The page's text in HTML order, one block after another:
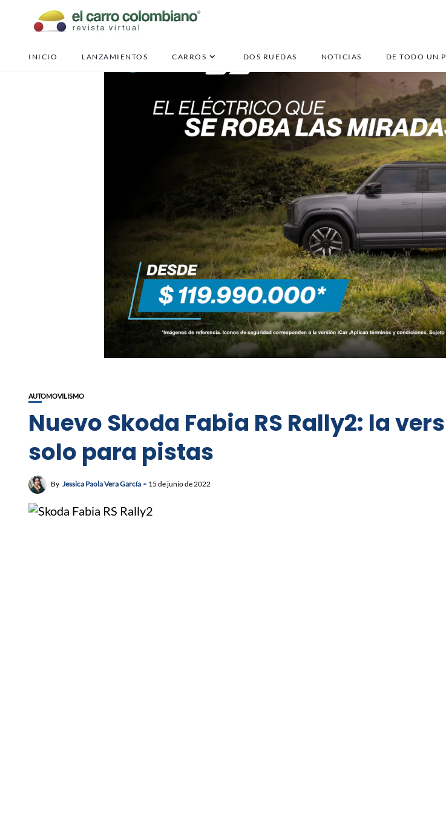
INICIO LANZAMIENTOS CARROS DOS RUEDAS NOTICIAS DE TODO UN
AUTOMOVILISMO
Nuevo Skoda Fabia RS Rally2: la
solo para pistas
By Jessica Paola Vera García 15 de junio de 2022